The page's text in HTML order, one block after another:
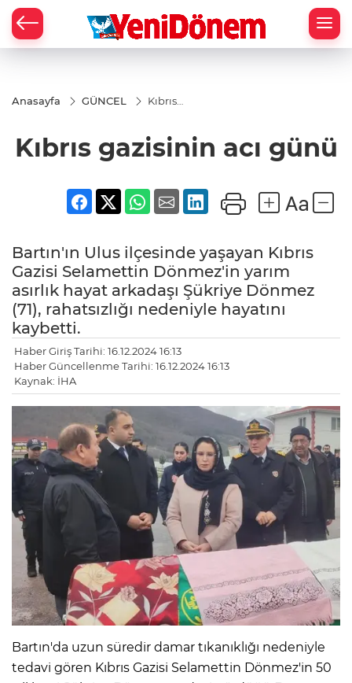
Anasayfa GÜNCEL
Kıbrıs
Kıbrıs gazisinin acı günü
Bartın'ın Ulus ilçesinde yaşayan Kıbrıs
Gazisi Selamettin Dönmez'in yarım
asırlık hayat arkadaşı Şükriye Dönmez
(71), rahatsızlığı nedeniyle hayatını
kaybetti.
Haber Giriş Tarihi: 16.12.2024 16:13
Haber Güncellenme Tarihi: 16.12.2024 16:13
Kaynak: İHA
Bartın'da uzun süredir damar tıkanıklığı nedeniyle
tedavi gören Kıbrıs Gazisi Selamettin Dönmez'in 50